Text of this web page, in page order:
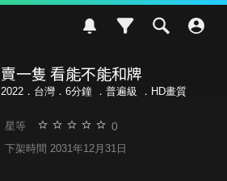
賣一隻 看能不能和牌
2022．台灣．6分鐘 ． 普遍級 ．HD畫質
星等 0
下架時間 2031年12月31日